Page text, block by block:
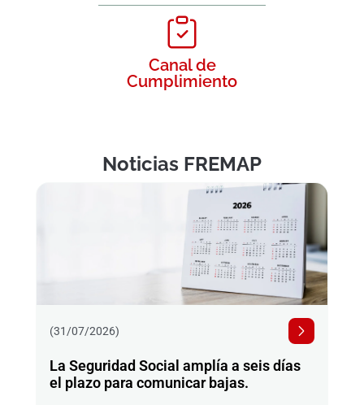
Canal de
Cumplimiento
Noticias FREMAP
(31/07/2026)
La Seguridad Social amplía a seis días
el plazo para comunicar bajas.